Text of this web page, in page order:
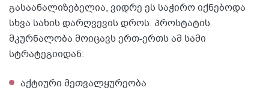
გასაანალიზებელია, ვიდრე ეს საჭირო იქნებოდა
სხვა სახის დარღვევის დროს. პროსტატის
მკურნალობა მოიცავს ერთ-ერთს ამ სამი
სტრატეგიიდან:
აქტიური მეთვალყურეობა